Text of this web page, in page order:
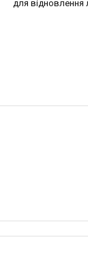
для відновлення